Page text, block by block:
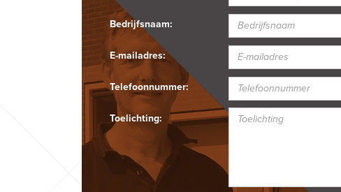
Bedrijfsnaam:
E-mailadres:
Telefoonnummer:
Toelichting: